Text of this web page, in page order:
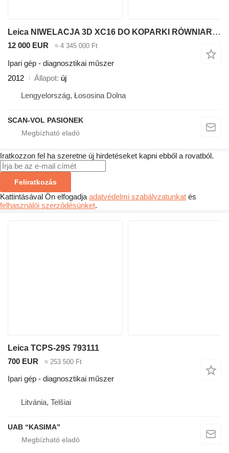
Leica NIWELACJA 3D XC16 DO KOPARKI RÓWNIARKI SPYCHARKI
12 000 EUR ≈ 4 345 000 Ft
Ipari gép - diagnosztikai műszer
2012
Állapot új
Lengyelország, Łososina Dolna
SCAN-VOL PASIONEK
Iratkozzon fel ha szeretne új hirdetéseket kapni ebből a rovatból.
Feliratkozás
Kattintásával Ön elfogadja adatvédelmi szabályzatunkat és
felhasználói szerződésünket.
Leica TCPS-29S 793111
700 EUR
≈ 253 500 Ft
Ipari gép - diagnosztikai műszer
Litvánia, Telšiai
UAB “KASIMA”